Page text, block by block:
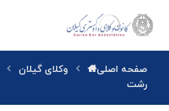
صفحه اصلی وکلای گیلان
رشت